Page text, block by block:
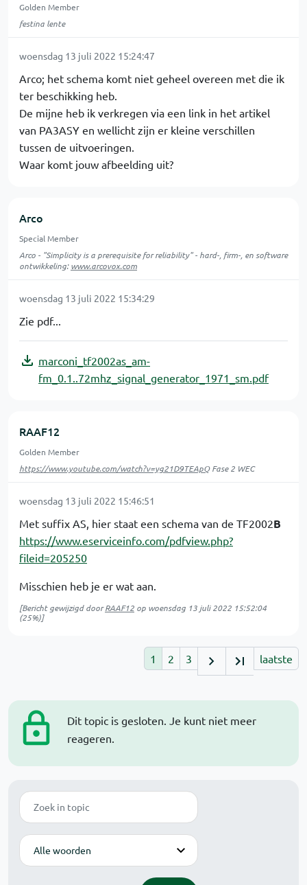
Dit topic is gesloten. Je kunt niet meer
reageren.
Zoek
Modus
Golden Member
festina lente
woensdag 13 juli 2022 15:24:47
Arco; het schema komt niet geheel overeen met die ik
ter beschikking heb.
De mijne heb ik verkregen via een link in het artikel
van PA3ASY en wellicht zijn er kleine verschillen
tussen de uitvoeringen.
Waar komt jouw afbeelding uit?
Arco
Special Member
Arco - "Simplicity is a prerequisite for reliability" - hard-, firm-, en software
ontwikkeling:www.arcovox.com
woensdag 13 juli 2022 15:34:29
Zie pdf...
marconi_tf2002as_am-
fm_0.1..72mhz_signal_generator_1971_sm.pdf
RAAF12
Golden Member
https://www.youtube.com/watch?v=yg21D9TEApQFase 2 WEC
woensdag 13 juli 2022 15:46:51
Met suffix AS, hier staat een schema van de TF2002B
https://www.eserviceinfo.com/pdfview.php?
fileid=205250
Misschien heb je er wat aan.
[Bericht gewijzigd doorRAAF12 op woensdag 13 juli 2022 15:52:04
(25%)]
1 2 3 laatste